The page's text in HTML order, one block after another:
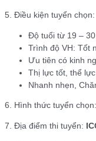
5. Điều kiện tuyển chọn:
Độ tuổi từ 19 –
Trình độ VH: Tốt
Ưu tiên có kinh
Thị lực tốt, thể
Nhanh nhẹn,
6. Hình thức tuyển
7. Địa điểm thi tuyển: